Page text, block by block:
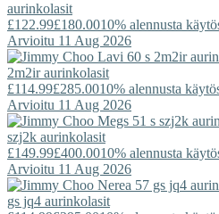
aurinkolasit
£122.99£180.0010% alennusta
Arvioitu 11 Aug 2026
2m2ir aurinkolasit
£114.99£285.0010% alennusta
Arvioitu 11 Aug 2026
szj2k aurinkolasit
£149.99£400.0010% alennusta
Arvioitu 11 Aug 2026
gs jq4 aurinkolasit